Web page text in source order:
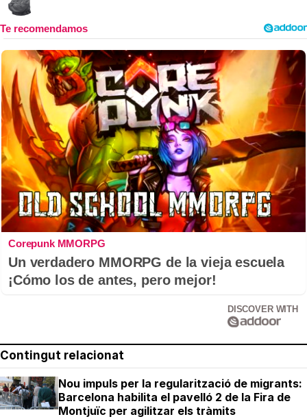
Corepunk MMORPG
Un verdadero MMORPG de la vieja escuela
¡Cómo los de antes, pero mejor!
DISCOVER WITH
Contingut relacionat
Nou impuls per la regularització de migrants:
Barcelona habilita el pavelló 2 de la Fira de
Montjuïc per agilitzar els tràmits